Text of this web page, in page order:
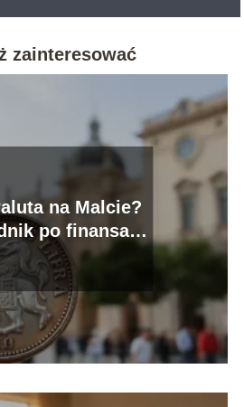
zainteresować
na Malcie?
po finansach
turystów